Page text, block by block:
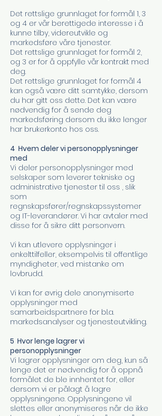
Det rettslige grunnlaget for formål 1, 3
og 4 er vår berettigede interesse i å
kunne tilby, videreutvikle og
markedsføre våre tjenester.
Det rettslige grunnlaget for formål 2,
og 3 er for å oppfylle vår kontrakt med
deg.
Det rettslige grunnlaget for formål 4
kan også være ditt samtykke, dersom
du har gitt oss dette. Det kan være
nødvendig for å sende deg
markedsføring dersom du ikke lenger
har brukerkonto hos oss.
4 Hvem deler vi personopplysninger
med
Vi deler personopplysninger med
selskaper som leverer tekniske og
administrative tjenester til oss , slik
som
regnskapsfører/regnskapssystemer
og IT-leverandører. Vi har avtaler med
disse for å sikre ditt personvern.
Vi kan utlevere opplysninger i
enkelttilfeller, eksempelvis til offentlige
myndigheter, ved mistanke om
lovbrudd.
Vi kan for øvrig dele anonymiserte
opplysninger med
samarbeidspartnere for bl.a.
markedsanalyser og tjenesteutvikling.
5 Hvor lenge lagrer vi
personopplysninger
Vi lagrer opplysninger om deg, kun så
lenge det er nødvendig for å oppnå
formålet de ble innhentet for, eller
dersom vi er pålagt å lagre
opplysningene. Opplysningene vil
slettes eller anonymiseres når de ikke